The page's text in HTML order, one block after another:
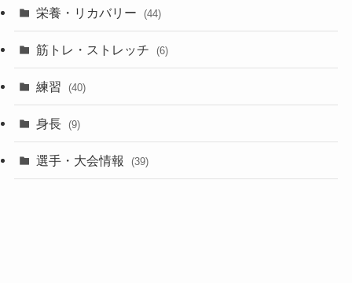
栄養・リカバリー (44)
筋トレ・ストレッチ (6)
練習 (40)
身長 (9)
選手・大会情報 (39)